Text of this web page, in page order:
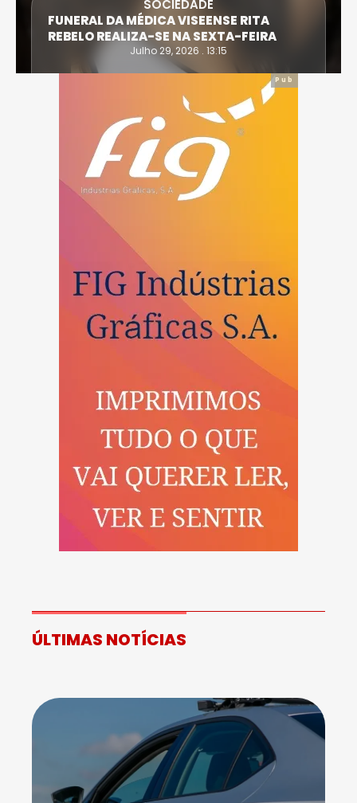
SOCIEDADE
FUNERAL DA MÉDICA VISEENSE RITA
REBELO REALIZA-SE NA SEXTA-FEIRA
Julho 29, 2026 . 13:15
Pub
ÚLTIMAS NOTÍCIAS